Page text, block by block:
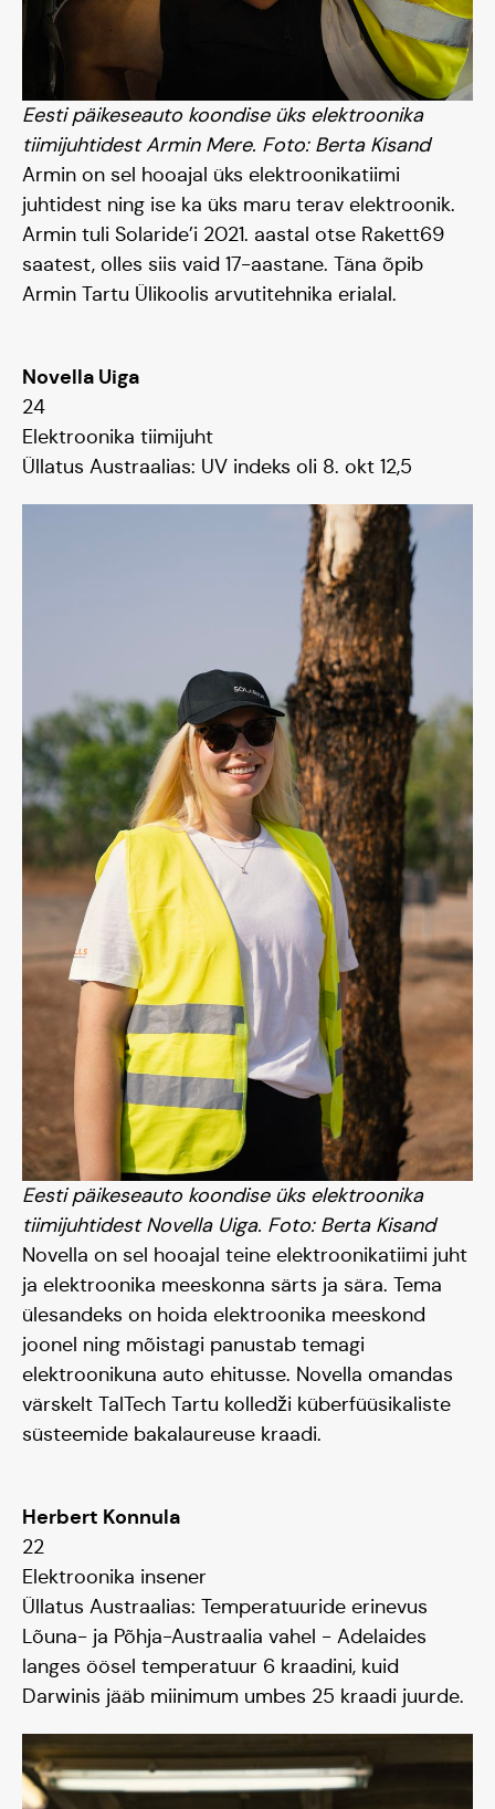
Blogi
Eesti päikeseauto koondise üks elektroonika
tiimijuhtidest Armin Mere. Foto: Berta Kisand
Armin on sel hooajal üks elektroonikatiimi
juhtidest ning ise ka üks maru terav elektroonik.
Armin tuli Solaride’i 2021. aastal otse Rakett69
saatest, olles siis vaid 17-aastane. Täna õpib
Armin Tartu Ülikoolis arvutitehnika erialal.
Novella Uiga
24
Elektroonika tiimijuht
Üllatus Austraalias: UV indeks oli 8. okt 12,5
Eesti päikeseauto koondise üks elektroonika
tiimijuhtidest Novella Uiga. Foto: Berta Kisand
Novella on sel hooajal teine elektroonikatiimi juht
ja elektroonika meeskonna särts ja sära. Tema
ülesandeks on hoida elektroonika meeskond
joonel ning mõistagi panustab temagi
elektroonikuna auto ehitusse. Novella omandas
värskelt TalTech Tartu kolledži küberfüüsikaliste
süsteemide bakalaureuse kraadi.
Herbert Konnula
22
Elektroonika insener
Üllatus Austraalias: Temperatuuride erinevus
Lõuna- ja Põhja-Austraalia vahel - Adelaides
langes öösel temperatuur 6 kraadini, kuid
Darwinis jääb miinimum umbes 25 kraadi juurde.